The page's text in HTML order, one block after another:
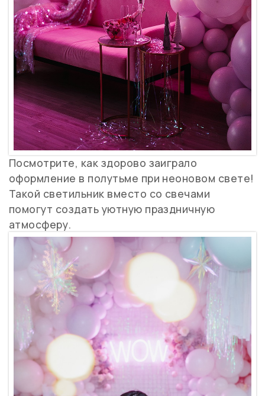
Посмотрите, как здорово заиграло
оформление в полутьме при неоновом свете!
Такой светильник вместо со свечами
помогут создать уютную праздничную
атмосферу.